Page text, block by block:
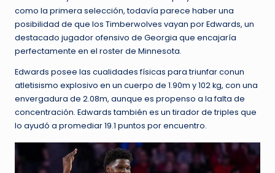
como la primera selección, todavía parece haber una
posibilidad de que los Timberwolves vayan por Edwards, un
destacado jugador ofensivo de Georgia que encajaría
perfectamente en el roster de Minnesota.
Edwards posee las cualidades físicas para triunfar conun
atletisismo explosivo en un cuerpo de 1.90m y 102 kg, con una
envergadura de 2.08m, aunque es propenso a la falta de
concentración. Edwards también es un tirador de triples que
lo ayudó a promediar 19.1 puntos por encuentro.